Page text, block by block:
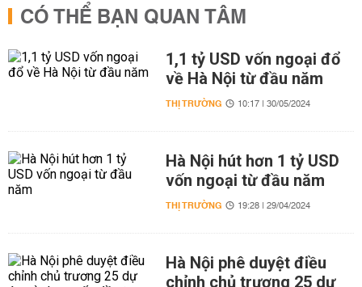
CÓ THỂ BẠN QUAN TÂM
1,1 tỷ USD vốn ngoại đổ
về Hà Nội từ đầu năm
THỊ TRƯỜNG 10:17 | 30/05/2024
Hà Nội hút hơn 1 tỷ USD
vốn ngoại từ đầu năm
THỊ TRƯỜNG 19:28 | 29/04/2024
Hà Nội phê duyệt điều
chỉnh chủ trương 25 dự